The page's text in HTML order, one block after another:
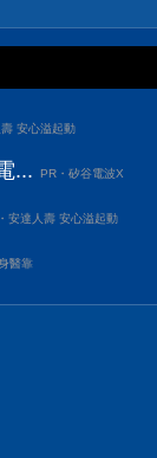
安心溢起動
... PR・矽谷電波X
安達人壽 安心溢起動
醫靠